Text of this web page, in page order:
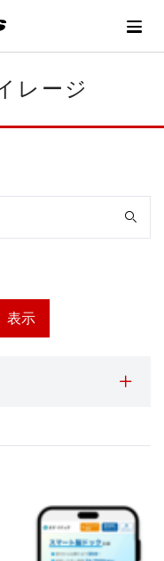
レージ
表示